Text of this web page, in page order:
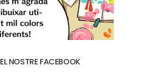
EL NOSTRE FACEBOOK